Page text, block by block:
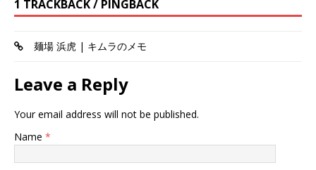
1 TRACKBACK / PINGBACK
麺場 浜虎 | キムラのメモ
Leave a Reply
Your email address will not be published.
Name *